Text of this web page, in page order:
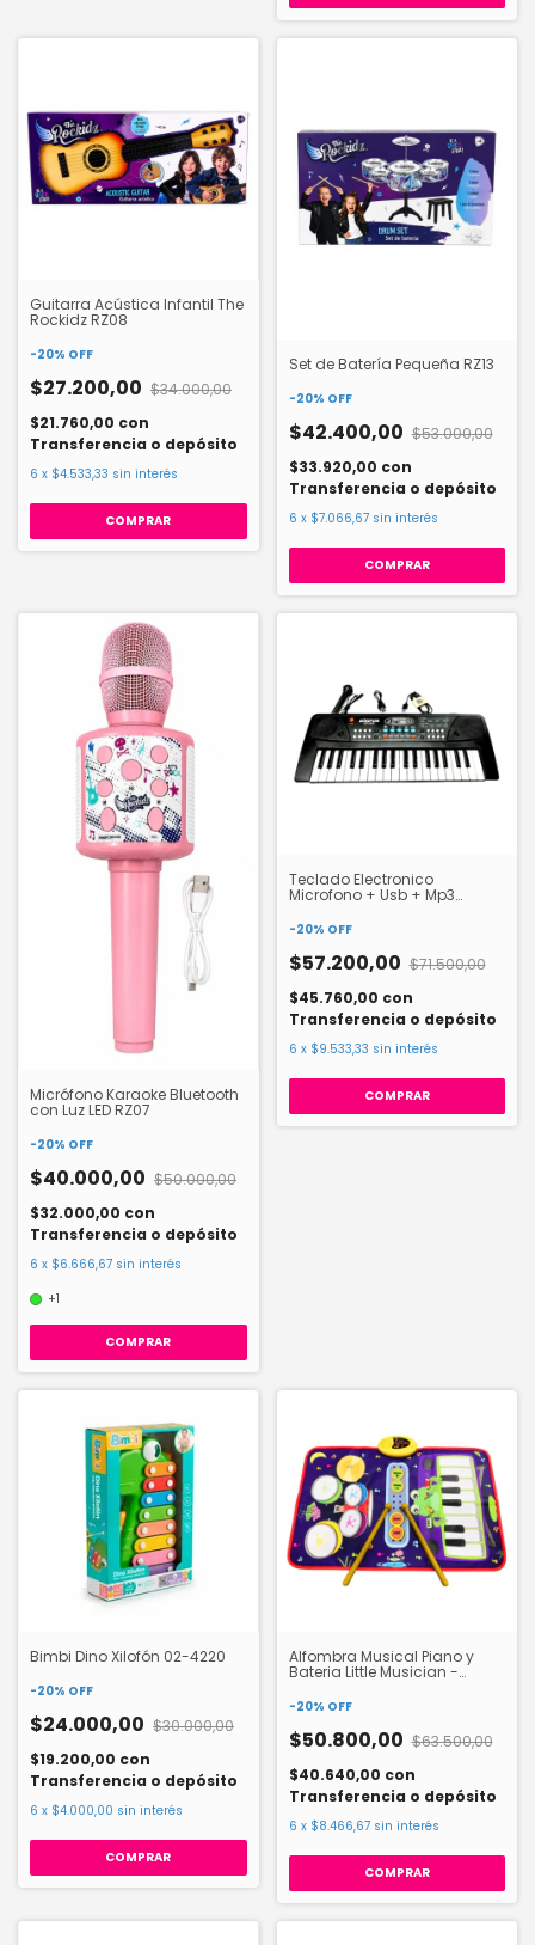
Guitarra Acústica Infantil The
Rockidz RZ08
-20% OFF
$27.200,00 $34.000,00
$21.760,00 con
Transferencia o depósito
6 x $4.533,33 sin interés
Set de Batería Pequeña RZ13
-20% OFF
$42.400,00 $53.000,00
$33.920,00 con
Transferencia o depósito
6 x $7.066,67 sin interés
Micrófono Karaoke Bluetooth
con Luz LED RZ07
-20% OFF
$40.000,00 $50.000,00
$32.000,00 con
Transferencia o depósito
6 x $6.666,67 sin interés
+1
COMPRAR
Teclado Electronico
Microfono + Usb + Mp3
-20% OFF
$57.200,00 $71.500,00
$45.760,00 con
Transferencia o depósito
6 x $9.533,33 sin interés
Bimbi Dino Xilofón 02-4220
-20% OFF
$24.000,00 $30.000,00
$19.200,00 con
Transferencia o depósito
6 x $4.000,00 sin interés
Alfombra Musical Piano y
Bateria Little Musician -
-20% OFF
$50.800,00 $63.500,00
$40.640,00 con
Transferencia o depósito
6 x $8.466,67 sin interés